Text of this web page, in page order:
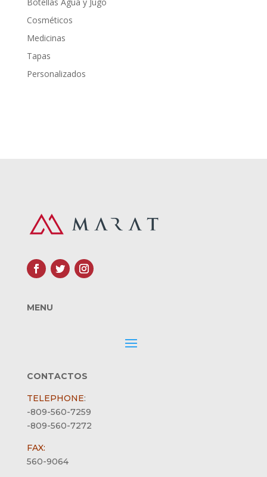
Cosméticos
Medicinas
Tapas
Personalizados
MENU
CONTACTOS
TELEPHONE:
-809-560-7259
-809-560-7272
FAX:
560-9064